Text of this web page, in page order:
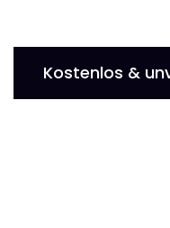
Kostenlos &